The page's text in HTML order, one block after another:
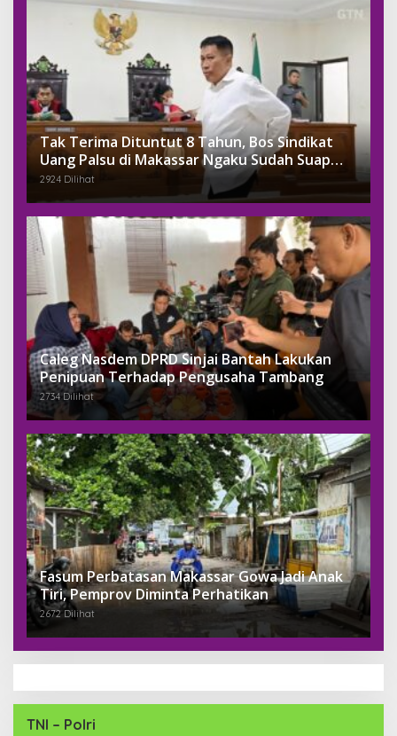
Tak Terima Dituntut 8 Tahun, Bos Sindikat
Uang Palsu di Makassar Ngaku Sudah Suap
Jaksa Dengan Miliaran
2924 Dilihat
Caleg Nasdem DPRD Sinjai Bantah Lakukan
Penipuan Terhadap Pengusaha Tambang
2734 Dilihat
Fasum Perbatasan Makassar Gowa Jadi Anak
Tiri, Pemprov Diminta Perhatikan
2672 Dilihat
TNI – Polri